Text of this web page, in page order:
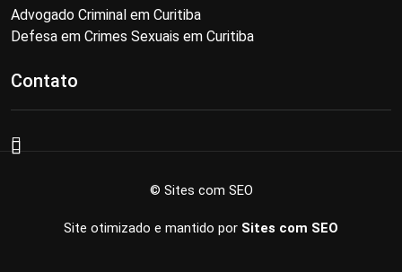
Advogado Criminal em Curitiba
Defesa em Crimes Sexuais em Curitiba
Contato
© Sites com SEO
Site otimizado e mantido por Sites com SEO